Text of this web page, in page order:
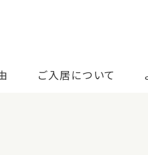
ご入居について